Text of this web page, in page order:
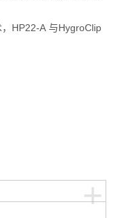
HP22-A与HygroClip
+